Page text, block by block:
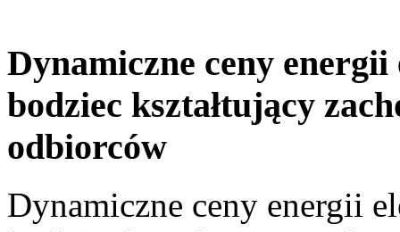
Dynamiczne ceny
bodziec kształtujący
odbiorców
Dynamiczne ceny energii